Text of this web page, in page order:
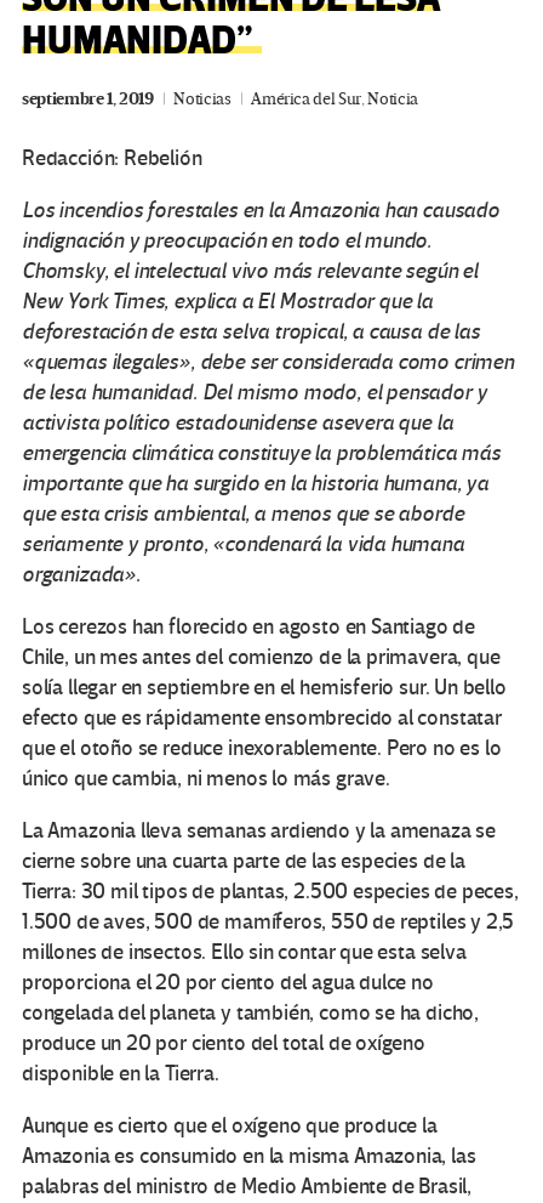
HUMANIDAD”
septiembre 1, 2019 Noticias América del Sur,Noticia
Redacción: Rebelión
Los incendios forestales en la Amazonia han causado
indignación y preocupación en todo el mundo.
Chomsky, el intelectual vivo más relevante según el
New York Times, explica a El Mostrador que la
deforestación de esta selva tropical, a causa de las
«quemas ilegales», debe ser considerada como crimen
de lesa humanidad. Del mismo modo, el pensador y
activista político estadounidense asevera que la
emergencia climática constituye la problemática más
importante que ha surgido en la historia humana, ya
que esta crisis ambiental, a menos que se aborde
seriamente y pronto, «condenará la vida humana
organizada».
Los cerezos han florecido en agosto en Santiago de
Chile, un mes antes del comienzo de la primavera, que
solía llegar en septiembre en el hemisferio sur. Un bello
efecto que es rápidamente ensombrecido al constatar
que el otoño se reduce inexorablemente. Pero no es lo
único que cambia, ni menos lo más grave.
La Amazonia lleva semanas ardiendo y la amenaza se
cierne sobre una cuarta parte de las especies de la
Tierra: 30 mil tipos de plantas, 2.500 especies de peces,
1.500 de aves, 500 de mamíferos, 550 de reptiles y 2,5
millones de insectos. Ello sin contar que esta selva
proporciona el 20 por ciento del agua dulce no
congelada del planeta y también, como se ha dicho,
produce un 20 por ciento del total de oxígeno
disponible en la Tierra.
Aunque es cierto que el oxígeno que produce la
Amazonia es consumido en la misma Amazonia, las
palabras del ministro de Medio Ambiente de Brasil,